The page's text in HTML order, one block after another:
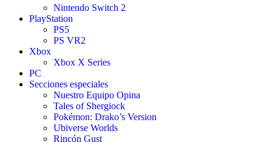
Nintendo Switch 2
PlayStation
PS5
PS VR2
Xbox
Xbox X Series
PC
Secciones especiales
Nuestro Equipo Opina
Tales of Shergiock
Pokémon: Drako’s Version
Ubiverse Worlds
Rincón Gust